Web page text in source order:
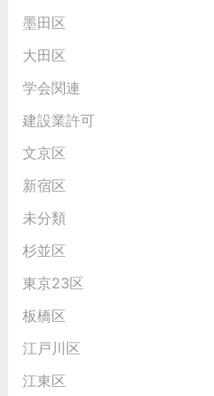
墨田区
大田区
学会関連
建設業許可
文京区
新宿区
未分類
杉並区
東京23区
板橋区
江戸川区
江東区